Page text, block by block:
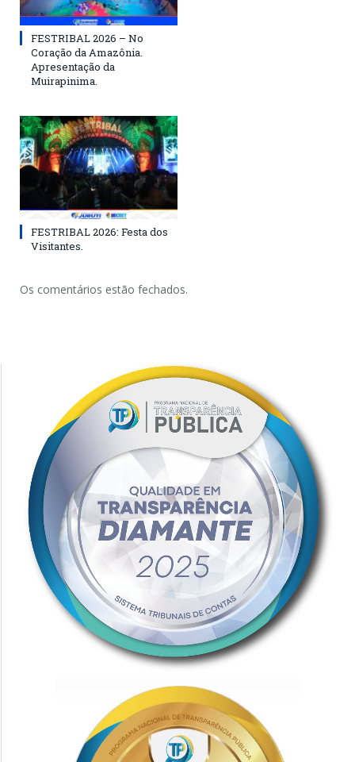
FESTRIBAL 2026 – No
Coração da Amazônia.
Apresentação da
Muirapinima.
FESTRIBAL 2026: Festa dos
Visitantes.
Os comentários estão fechados.